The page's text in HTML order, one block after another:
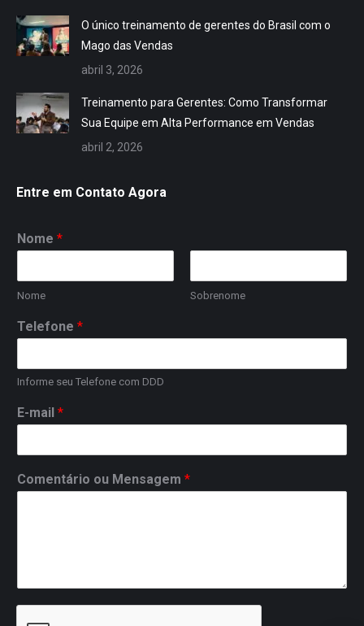
O único treinamento de gerentes do Brasil com o
Mago das Vendas
abril 3, 2026
Treinamento para Gerentes: Como Transformar
Sua Equipe em Alta Performance em Vendas
abril 2, 2026
Entre em Contato Agora
Nome *
Nome Sobrenome
Telefone *
Informe seu Telefone com DDD
E-mail *
Comentário ou Mensagem *